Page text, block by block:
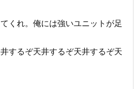
くれ。俺には強いユニットが足
するぞ天井するぞ天井するぞ天